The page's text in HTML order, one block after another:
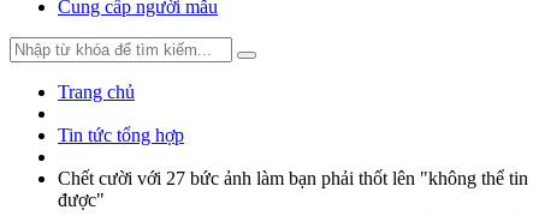
Cung cấp người mẫu
Trang chủ
Tin tức tổng hợp
Chết cười với 27 bức ảnh làm bạn phải thốt lên "không thể tin
được"